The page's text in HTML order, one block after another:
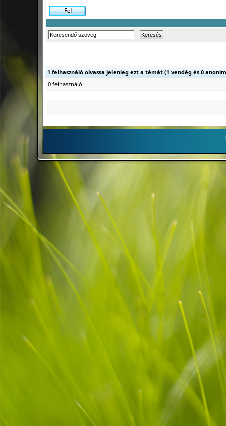
1 felhasználó olvassa jelenleg ezt a témát (1 vendég és 0
0 felhasználó: